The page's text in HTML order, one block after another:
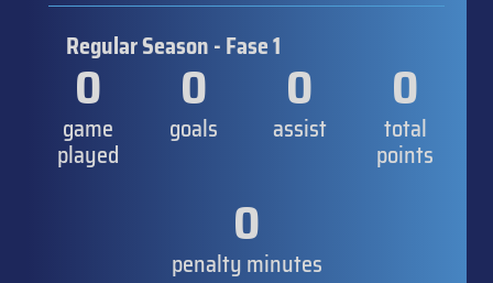
Regular Season - Fase 1
0
game
played
0
goals
0
assist
0
total
points
0
penalty minutes